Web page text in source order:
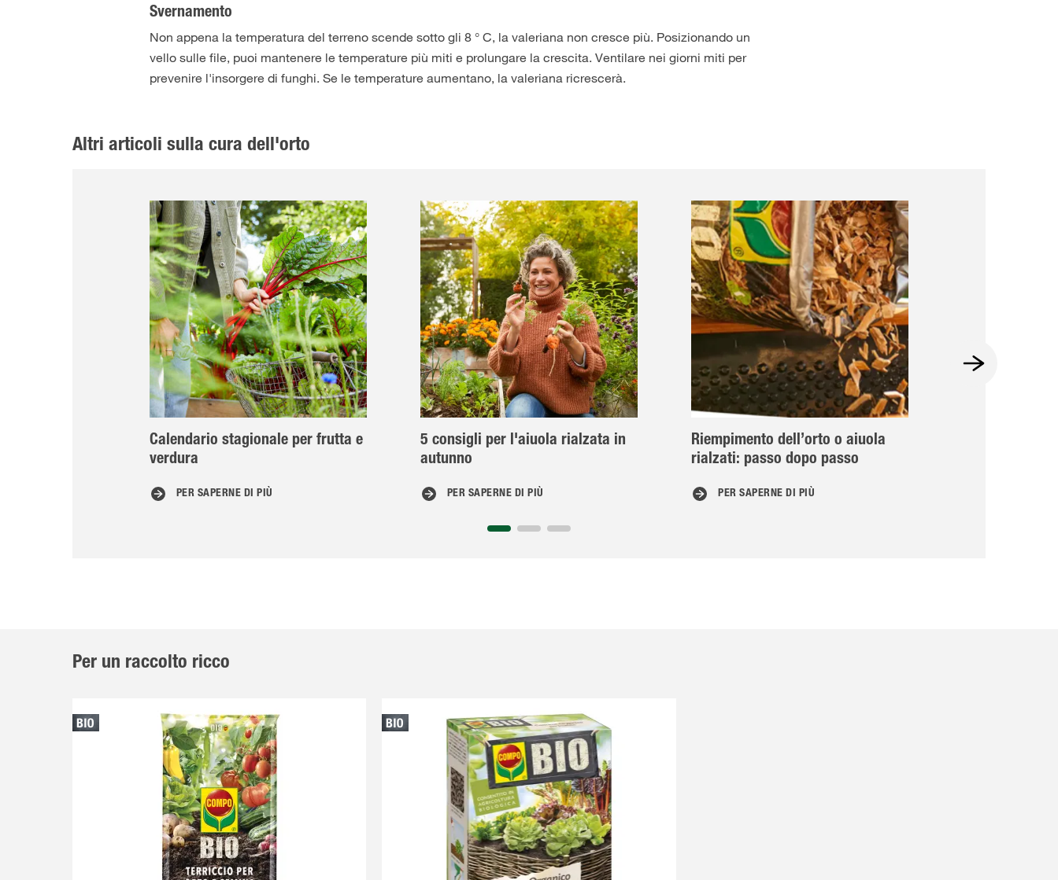
Svernamento
Non appena la temperatura del terreno scende sotto gli 8 ° C, la valeriana non cresce più. Posizionando un
vello sulle file, puoi mantenere le temperature più miti e prolungare la crescita. Ventilare nei giorni miti per
prevenire l'insorgere di funghi. Se le temperature aumentano, la valeriana ricrescerà.
Altri articoli sulla cura dell'orto
Calendario stagionale per frutta e
verdura
PER SAPERNE DI PIÙ
5 consigli per l'aiuola rialzata in
autunno
PER SAPERNE DI PIÙ
Riempimento dell’orto o aiuola
rialzati: passo dopo passo
PER SAPERNE DI PIÙ
Per un raccolto ricco